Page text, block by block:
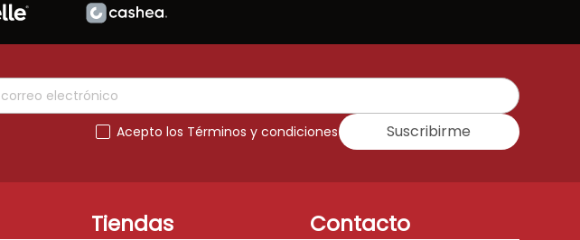
Acepto los Términos y condiciones Suscribirme
Tiendas Contacto